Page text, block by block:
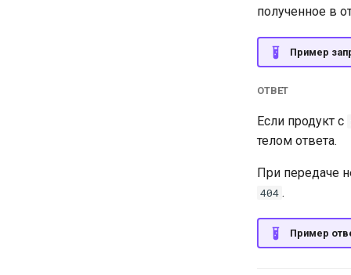
полученное в
Пример
ОТВЕТ
Если продукт с
телом ответа.
При передаче
404 .
Пример